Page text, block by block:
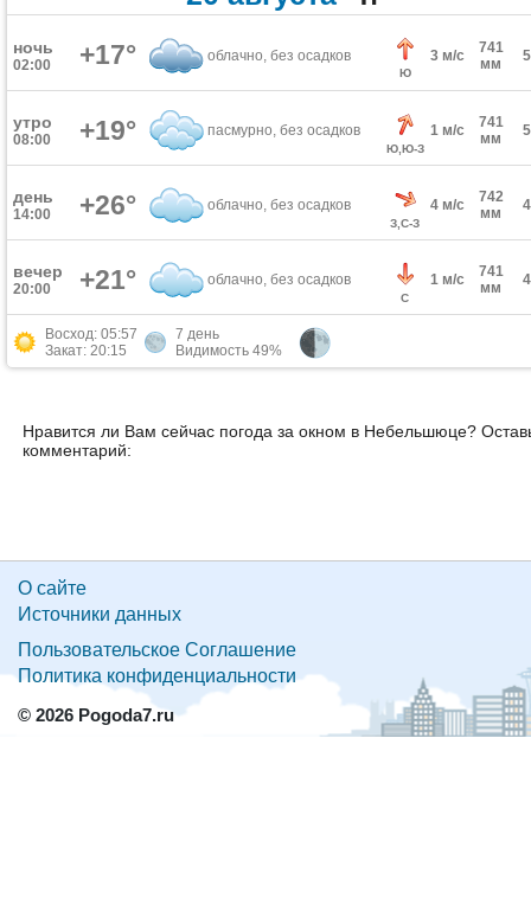
ночь
02:00 +17° облачно, без осадков
Ю
3 м/с
741
мм
утро
08:00 +19° пасмурно, без осадков
Ю,Ю-З
1 м/с
741
мм
день
14:00 +26° облачно, без осадков
З,С-З
4 м/с
742
мм
вечер
20:00 +21° облачно, без осадков
С
1 м/с
741
мм
Восход: 05:57
Закат: 20:15
7 день
Видимость 49%
Нравится ли Вам сейчас погода за окном в Небельшюце?
комментарий:
О сайте
Источники данных
Пользовательское Соглашение
Политика конфиденциальности
© 2026 Pogoda7.ru